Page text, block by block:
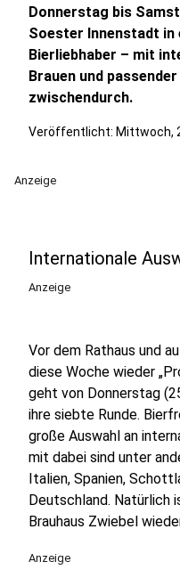
Donnerstag bis
Soester Innenstadt in
Bierliebhaber – mit
Brauen und
zwischendurch.
Veröffentlicht: Mittwoch,
Anzeige
Internationale
Anzeige
Vor dem Rathaus und
diese Woche wieder
geht von Donnerstag
ihre siebte Runde.
große Auswahl an
mit dabei sind unter
Italien, Spanien,
Deutschland. Natürlich
Brauhaus Zwiebel
Anzeige